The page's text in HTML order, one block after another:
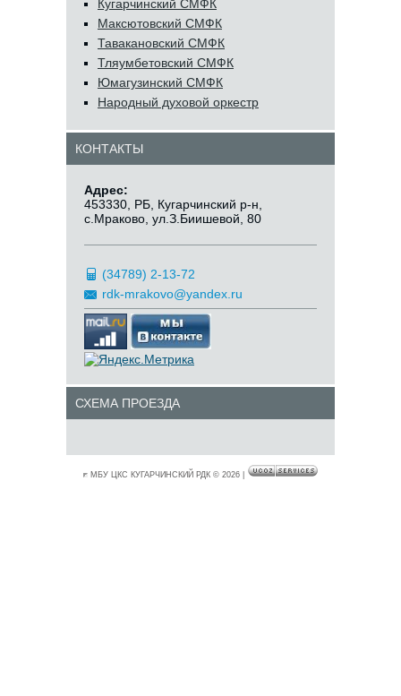
Кугарчинский СМФК
Максютовский СМФК
Тавакановский СМФК
Тляумбетовский СМФК
Юмагузинский СМФК
Народный духовой оркестр
КОНТАКТЫ
Адрес:
453330, РБ, Кугарчинский р-н,
с.Мраково, ул.З.Биишевой, 80
(34789) 2-13-72
rdk-mrakovo@yandex.ru
СХЕМА ПРОЕЗДА
МБУ ЦКС КУГАРЧИНСКИЙ РДК © 2026|